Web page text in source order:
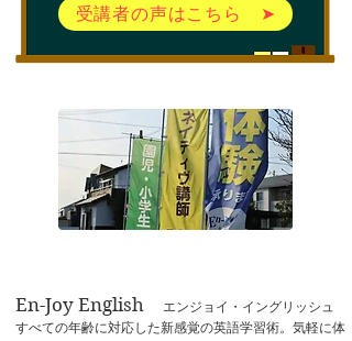
受講者の声はこちら ➤
En-Joy English​ エンジョイ・イングリッシュ
すべての年齢に対応した新感覚の英語学習術。気軽に体